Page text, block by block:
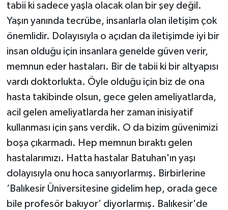
tabii ki sadece yaşla olacak olan bir şey değil.
Yaşın yanında tecrübe, insanlarla olan iletişim çok
önemlidir. Dolayısıyla o açıdan da iletişimde iyi bir
insan olduğu için insanlara genelde güven verir,
memnun eder hastaları. Bir de tabii ki bir altyapısı
vardı doktorlukta. Öyle olduğu için biz de ona
hasta takibinde olsun, gece gelen ameliyatlarda,
acil gelen ameliyatlarda her zaman inisiyatif
kullanması için şans verdik. O da bizim güvenimizi
boşa çıkarmadı. Hep memnun bıraktı gelen
hastalarımızı. Hatta hastalar Batuhan'ın yaşı
dolayısıyla onu hoca sanıyorlarmış. Birbirlerine
‘Balıkesir Üniversitesine gidelim hep, orada gece
bile profesör bakıyor’ diyorlarmış. Balıkesir'de